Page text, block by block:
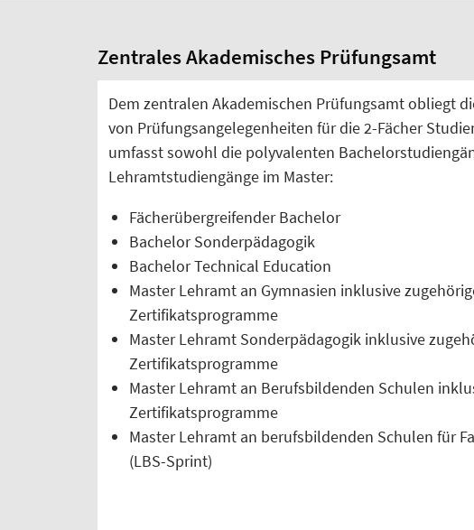
Zentrales Akademisches Prüfungsamt
Dem zentralen Akademischen Prüfungsamt obliegt
von Prüfungsangelegenheiten für die 2-Fächer
umfasst sowohl die polyvalenten
Lehramtstudiengänge im Master:
Fächerübergreifender Bachelor
Bachelor Sonderpädagogik
Bachelor Technical Education
Master Lehramt an Gymnasien inklusive
Zertifikatsprogramme
Master Lehramt Sonderpädagogik inklusive
Zertifikatsprogramme
Master Lehramt an Berufsbildenden Schulen
Zertifikatsprogramme
Master Lehramt an berufsbildenden Schulen für
(LBS-Sprint)